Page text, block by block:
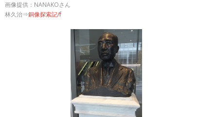
画像提供：NANAKOさん
林久治⇒銅像探索記/f